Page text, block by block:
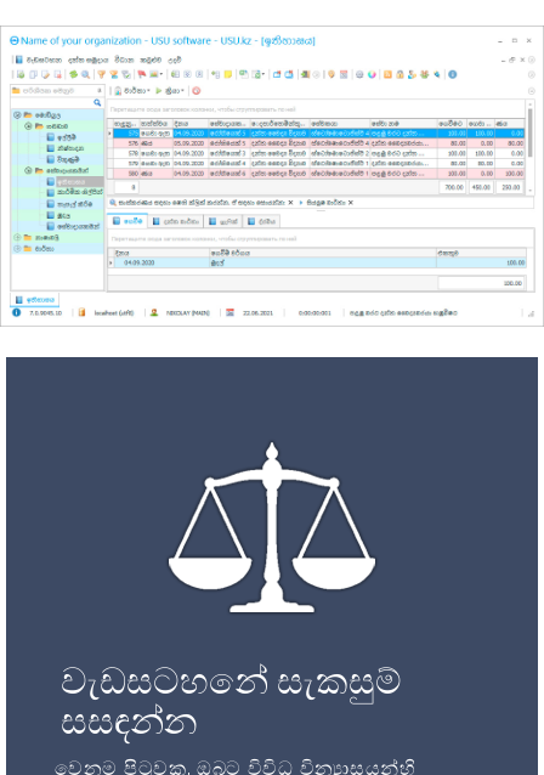
වැඩසටහනේ සැකසුම්
සසඳන්න
වෙනම පිටුවක, ඔබට විවිධ වින්‍යාසයන්හි